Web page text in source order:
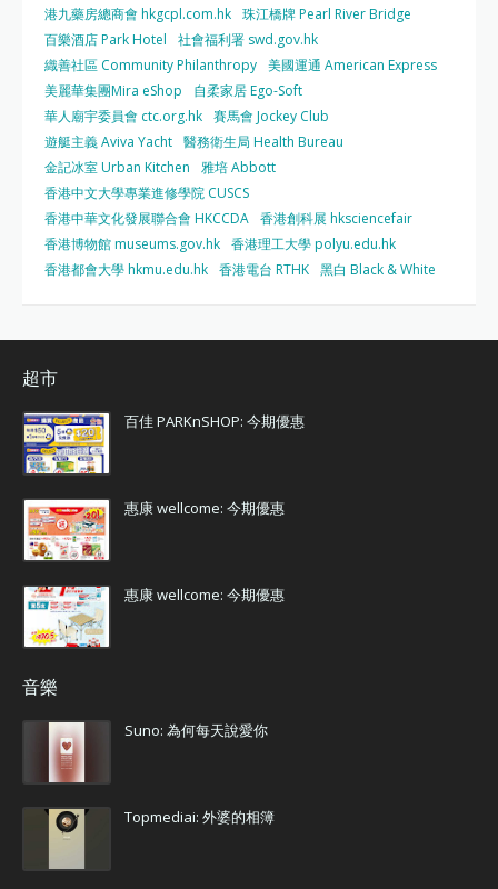
港九藥房總商會 hkgcpl.com.hk 珠江橋牌 Pearl River Bridge
百樂酒店 Park Hotel
社會福利署 swd.gov.hk
織善社區 Community Philanthropy 美國運通 American Express
美麗華集團Mira eShop
自柔家居 Ego-Soft
華人廟宇委員會 ctc.org.hk 賽馬會 Jockey Club
遊艇主義 Aviva Yacht 醫務衛生局 Health Bureau
金記冰室 Urban Kitchen
雅培 Abbott
香港中文大學專業進修學院 CUSCS
香港中華文化發展聯合會 HKCCDA 香港創科展 hksciencefair
香港博物館 museums.gov.hk 香港理工大學 polyu.edu.hk
香港都會大學 hkmu.edu.hk 香港電台 RTHK 黑白 Black & White
超市
百佳 PARKnSHOP: 今期優惠
惠康 wellcome: 今期優惠
惠康 wellcome: 今期優惠
音樂
Suno: 為何每天說愛你
Topmediai: 外婆的相簿